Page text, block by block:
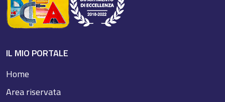
IL MIO PORTALE
Home
Area riservata